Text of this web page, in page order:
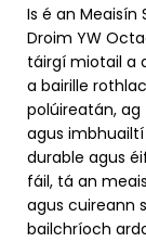
Is é an Meaisín
Droim YW
táirgí miotail a
a bairille
polúireatán,
agus
durable agus
fáil, tá an
agus cuireann
bailchríoch